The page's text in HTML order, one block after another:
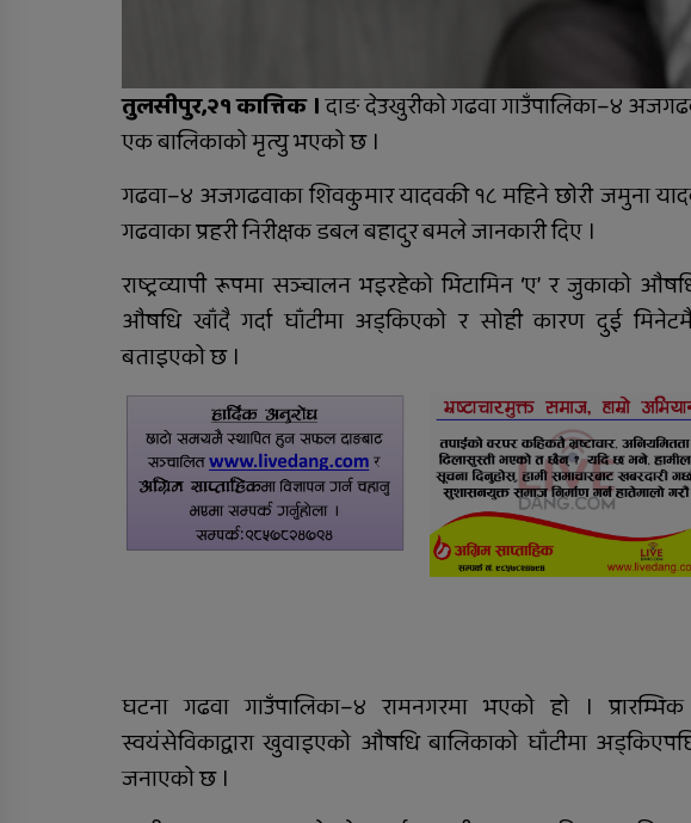
निःशुल्क तालिम र रोजगारीमा
जोड्न ६ बुँदे सम्झौता
तुलसीपुर,२१ कात्तिक ।दाङ देउखुरीको गढवा गाउँपालिका–४
एक बालिकाको मृत्यु भएको छ ।
गढवा–४ अजगढवाका शिवकुमार यादवकी १८ महिने छोरी जमुना
गढवाका प्रहरी निरीक्षक डबल बहादुर बमले जानकारी दिए ।
राष्ट्रव्यापी रूपमा सञ्चालन भइरहेको भिटामिन ‘ए’ र जुकाको
औषधि खाँदै गर्दा घाँटीमा अड्किएको र सोही कारण दुई
बताइएको छ ।
घटना गढवा गाउँपालिका–४ रामनगरमा भएको हो ।
स्वयंसेविकाद्वारा खुवाइएको औषधि बालिकाको घाँटीमा
जनाएको छ ।